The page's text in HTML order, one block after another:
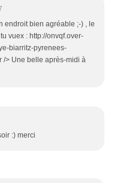
endroit bien agréable ;-) , le
vuex : http://onvqf.over-
biarritz-pyrenees-
/> Une belle après-midi à
:) merci